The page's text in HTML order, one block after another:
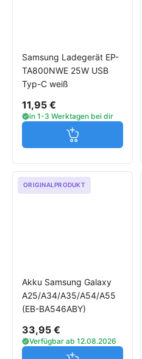
Samsung Ladegerät EP-
TA800NWE 25W USB
Typ-C weiß
11,95 €
in 1-3 Werktagen bei dir
Jetzt in den
ORIGINALPRODUKT
Akku Samsung Galaxy
A25/A34/A35/A54/A55
(EB-BA546ABY)
33,95 €
Verfügbar ab 12.08.2026